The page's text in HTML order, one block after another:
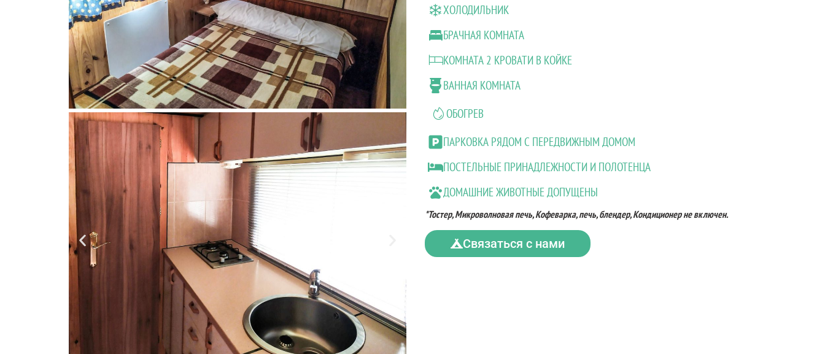
ХОЛОДИЛЬНИК
БРАЧНАЯ КОМНАТА
КОМНАТА 2 КРОВАТИ В КОЙКЕ
ВАННАЯ КОМНАТА
ОБОГРЕВ
ПАРКОВКА РЯДОМ С ПЕРЕДВИЖНЫМ ДОМОМ
ПОСТЕЛЬНЫЕ ПРИНАДЛЕЖНОСТИ И ПОЛОТЕНЦА
ДОМАШНИЕ ЖИВОТНЫЕ ДОПУЩЕНЫ
*Тостер, Микроволновая печь, Кофеварка, печь, блендер, Кондиционер не включен.
Связаться с нами